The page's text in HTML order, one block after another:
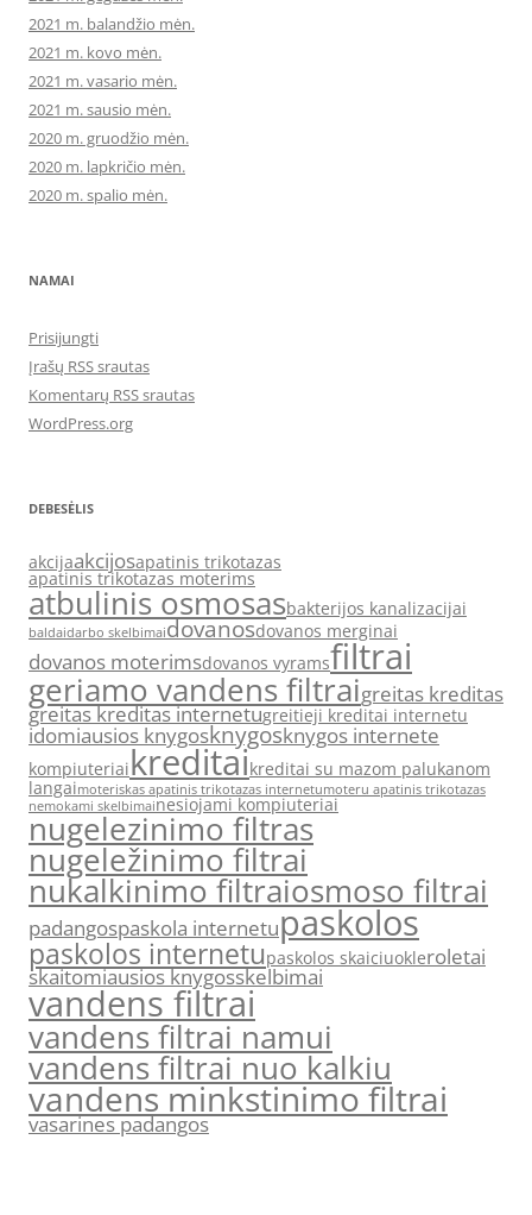
2021 m. balandžio mėn.
2021 m. kovo mėn.
2021 m. vasario mėn.
2021 m. sausio mėn.
2020 m. gruodžio mėn.
2020 m. lapkričio mėn.
2020 m. spalio mėn.
NAMAI
Prisijungti
Įrašų RSS srautas
Komentarų RSS srautas
WordPress.org
DEBESĖLIS
akcijaakcijosapatinis trikotazas
apatinis trikotazas moterims
atbulinis osmosasbakterijos kanalizacijai
baldaidarbo skelbimaidovanosdovanos merginai
dovanos moterimsdovanos vyramsfiltrai
geriamo vandens filtraigreitas kreditas
greitas kreditas internetugreitieji kreditai internetu
idomiausios knygosknygosknygos internete
kompiuteriaikreditaikreditai su mazom palukanom
langaimoteriskas apatinis trikotazas internetumoteru apatinis trikotazas
nemokami skelbimainesiojami kompiuteriai
nugelezinimo filtras
nugeležinimo filtrai
nukalkinimo filtraiosmoso filtrai
padangospaskola internetupaskolos
paskolos internetupaskolos skaiciuokleroletai
skaitomiausios knygosskelbimai
vandens filtrai
vandens filtrai namui
vandens filtrai nuo kalkiu
vandens minkstinimo filtrai
vasarines padangos